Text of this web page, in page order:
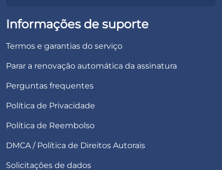
Informações de suporte
Termos e garantias do serviço
Parar a renovação automática da assinatura
Perguntas frequentes
Política de Privacidade
Política de Reembolso
DMCA / Política de Direitos Autorais
Solicitações de dados